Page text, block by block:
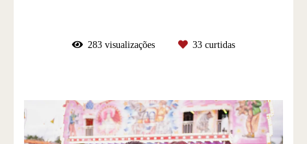
283 visualizações 33 curtidas